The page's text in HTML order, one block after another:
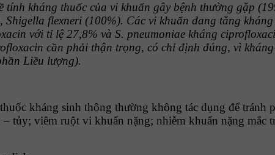
kháng thuốc của vi khuẩn gây bệnh thường gặp
flexneri (100%). Các vi khuẩn đang tăng
với tỉ lệ 27,8% và S. pneumoniae kháng
cần phải thận trọng, có chỉ định đúng, vì
Liều lượng).
kháng sinh thông thường không tác dụng để tránh
tủy; viêm ruột vi khuẩn nặng; nhiễm khuẩn nặng mắc